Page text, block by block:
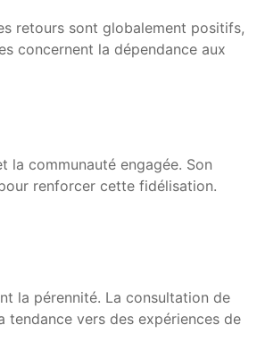
retours sont globalement positifs,
concernent la dépendance aux
la communauté engagée. Son
renforcer cette fidélisation.
la pérennité. La consultation de
tendance vers des expériences de